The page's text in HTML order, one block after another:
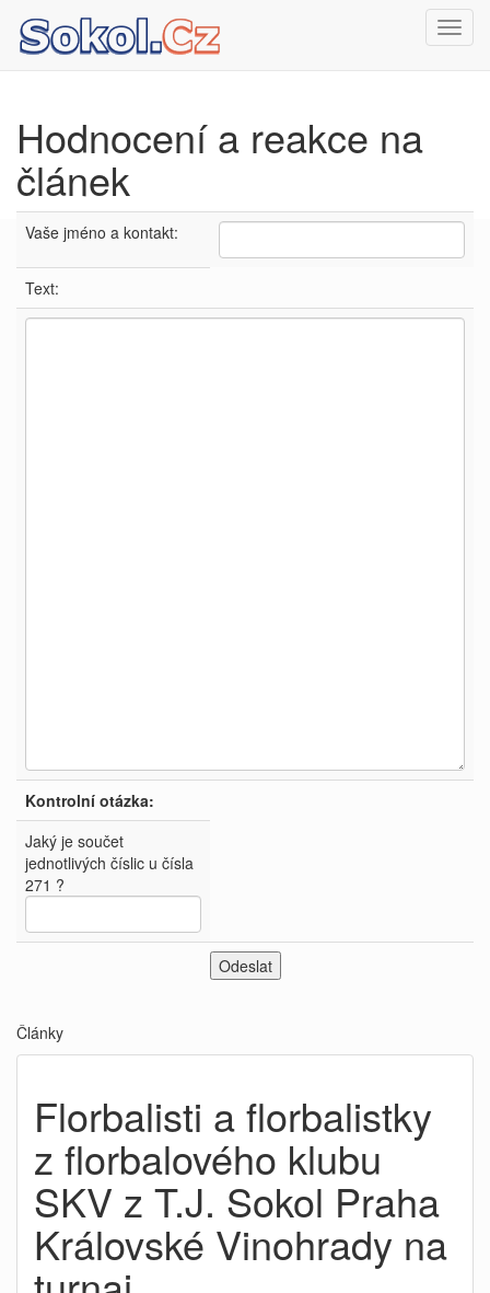
Hodnocení a reakce na
článek
Vaše jméno a kontakt:
Text:
Kontrolní otázka:
Jaký je součet
jednotlivých číslic u čísla
271 ?
Články
Florbalisti a florbalistky
z florbalového klubu
SKV z T.J. Sokol Praha
Královské Vinohrady na